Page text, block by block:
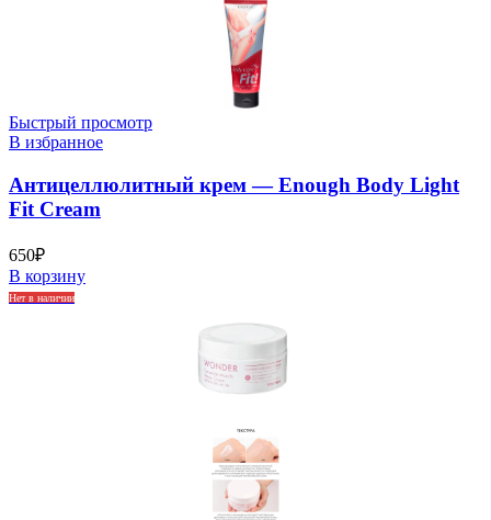
Быстрый просмотр
В избранное
Антицеллюлитный крем — Enough Body Light
Fit Cream
650₽
В корзину
Нет в наличии